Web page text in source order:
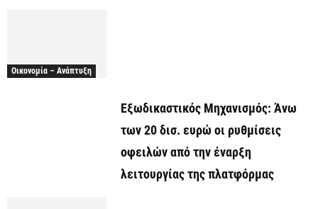
Οικονομία – Ανάπτυξη
Εξωδικαστικός Μηχανισμός: Άνω
των 20 δισ. ευρώ οι ρυθμίσεις
οφειλών από την έναρξη
λειτουργίας της πλατφόρμας